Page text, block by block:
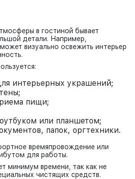
в гостиной бывает
детали. Например,
визуально освежить интерьер
интерьерных украшений;
пищи;
или планшетом;
папок, оргтехники.
времяпровождение или
для работы.
минимум времени, так как не
чистящих средств.